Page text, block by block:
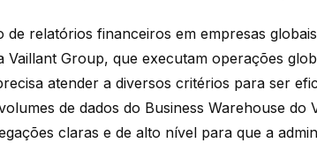
de relatórios financeiros em empresas globais
Vaillant Group, que executam operações
atender a diversos critérios para ser
de dados do Business Warehouse do
claras e de alto nível para que a